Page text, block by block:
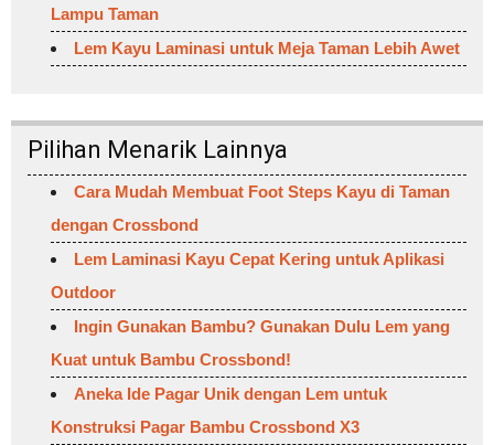
Lampu Taman
Lem Kayu Laminasi untuk Meja Taman Lebih Awet
Pilihan Menarik Lainnya
Cara Mudah Membuat Foot Steps Kayu di Taman
dengan Crossbond
Lem Laminasi Kayu Cepat Kering untuk Aplikasi
Outdoor
Ingin Gunakan Bambu? Gunakan Dulu Lem yang
Kuat untuk Bambu Crossbond!
Aneka Ide Pagar Unik dengan Lem untuk
Konstruksi Pagar Bambu Crossbond X3